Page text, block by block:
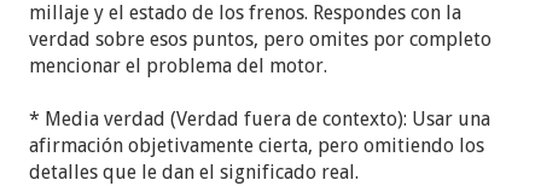
millaje y el estado de los frenos. Respondes con la
verdad sobre esos puntos, pero omites por completo
mencionar el problema del motor.
* Media verdad (Verdad fuera de contexto): Usar una
afirmación objetivamente cierta, pero omitiendo los
detalles que le dan el significado real.